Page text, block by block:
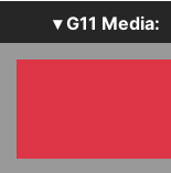
▾ G11 Media:
SecurityOpenLab